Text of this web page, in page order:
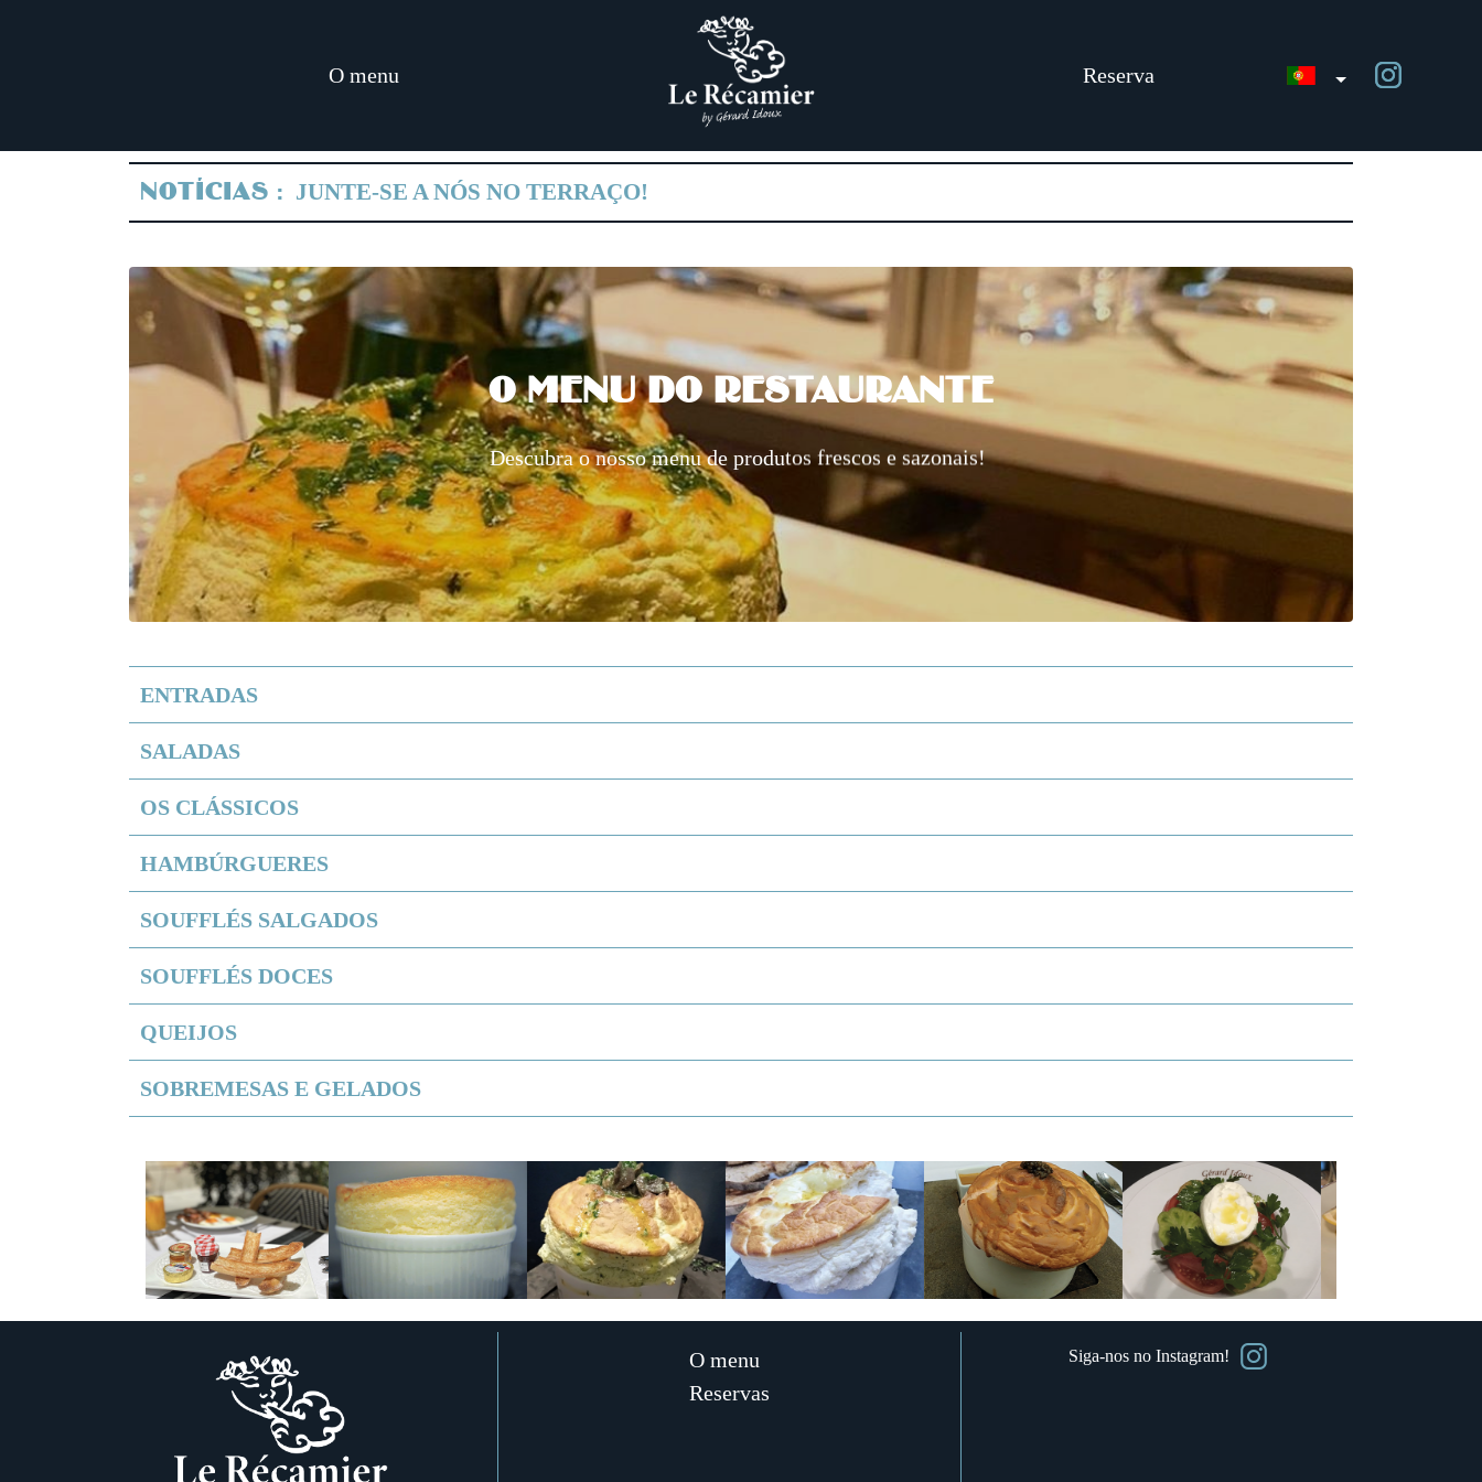
O menu Reserva
NOTÍCIAS : JUNTE-SE A NÓS NO TERRAÇO!
O MENU DO RESTAURANTE
Descubra o nosso menu de produtos frescos e sazonais!
ENTRADAS
SALADAS
OS CLÁSSICOS
HAMBÚRGUERES
SOUFFLÉS SALGADOS
SOUFFLÉS DOCES
QUEIJOS
SOBREMESAS E GELADOS
O menu
Reservas
Siga-nos no Instagram!